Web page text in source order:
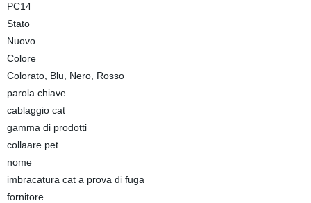
PC14
Stato
Nuovo
Colore
Colorato, Blu, Nero, Rosso
parola chiave
cablaggio cat
gamma di prodotti
collaare pet
nome
imbracatura cat a prova di fuga
fornitore